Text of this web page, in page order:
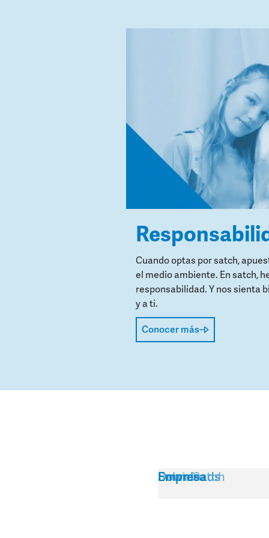
Cuando optas por satch,
el medio ambiente. En satch,
responsabilidad. Y nos sienta
y a ti.
Conocer más
Servicio
Sobre Satch
Downloads
Empresa